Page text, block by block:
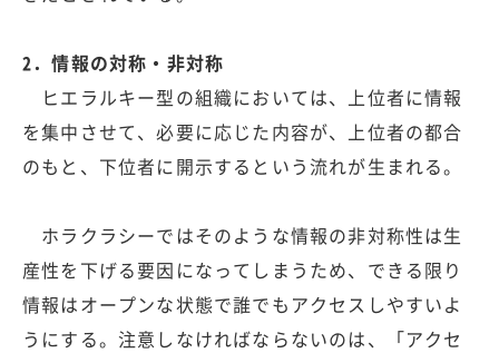
2．情報の対称・非対称
ヒエラルキー型の組織においては、上位者に情報
を集中させて、必要に応じた内容が、上位者の都合
のもと、下位者に開示するという流れが生まれる。
ホラクラシーではそのような情報の非対称性は生
産性を下げる要因になってしまうため、できる限り
情報はオープンな状態で誰でもアクセスしやすいよ
うにする。注意しなければならないのは、「アクセ